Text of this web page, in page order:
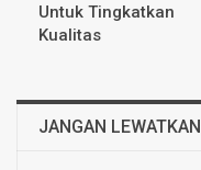
Untuk Tingkatkan
Kualitas
JANGAN LEWATKAN